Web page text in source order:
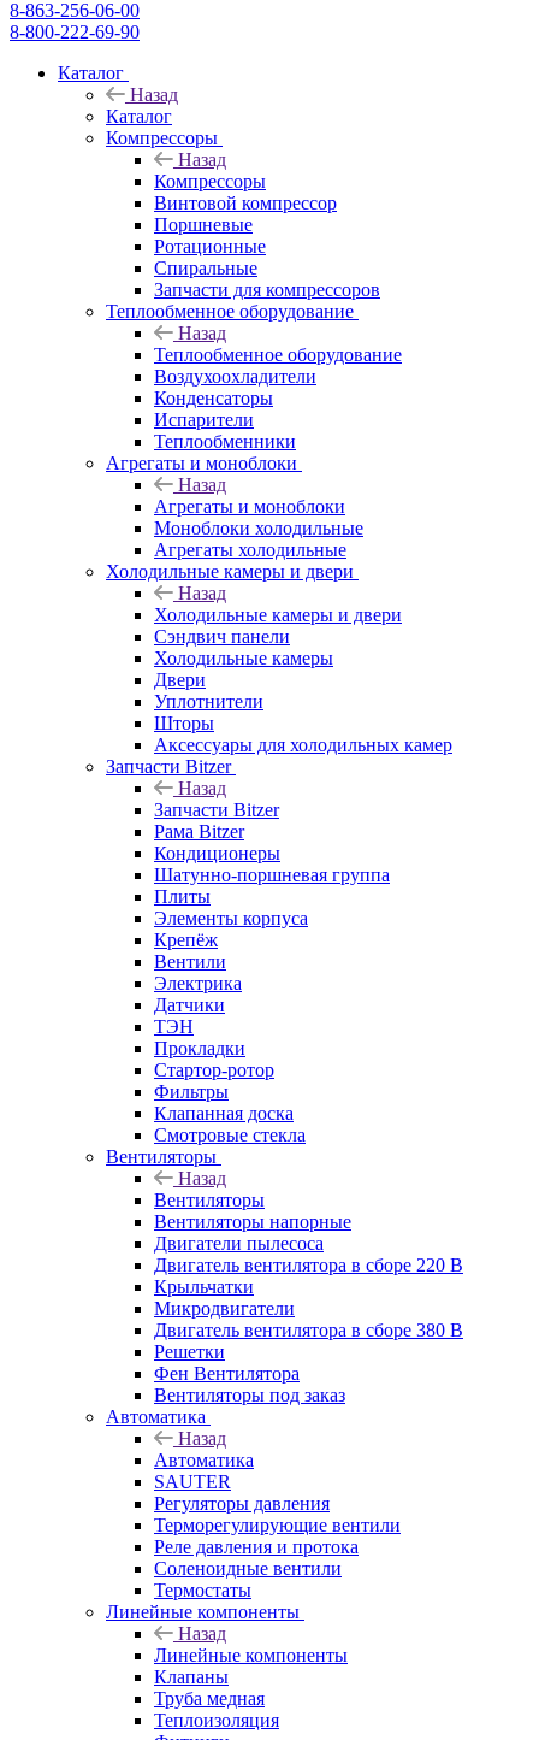
8-863-256-06-00
8-800-222-69-90
Каталог
Назад
Каталог
Компрессоры
Назад
Компрессоры
Винтовой компрессор
Поршневые
Ротационные
Спиральные
Запчасти для компрессоров
Теплообменное оборудование
Назад
Теплообменное оборудование
Воздухоохладители
Конденсаторы
Испарители
Теплообменники
Агрегаты и моноблоки
Назад
Агрегаты и моноблоки
Моноблоки холодильные
Агрегаты холодильные
Холодильные камеры и двери
Назад
Холодильные камеры и двери
Сэндвич панели
Холодильные камеры
Двери
Уплотнители
Шторы
Аксессуары для холодильных камер
Запчасти Bitzer
Назад
Запчасти Bitzer
Рама Bitzer
Кондиционеры
Шатунно-поршневая группа
Плиты
Элементы корпуса
Крепёж
Вентили
Электрика
Датчики
ТЭН
Прокладки
Стартор-ротор
Фильтры
Клапанная доска
Смотровые стекла
Вентиляторы
Назад
Вентиляторы
Вентиляторы напорные
Двигатели пылесоса
Двигатель вентилятора в сборе 220 В
Крыльчатки
Микродвигатели
Двигатель вентилятора в сборе 380 В
Решетки
Фен Вентилятора
Вентиляторы под заказ
Автоматика
Назад
Автоматика
SAUTER
Регуляторы давления
Терморегулирующие вентили
Реле давления и протока
Соленоидные вентили
Термостаты
Линейные компоненты
Назад
Линейные компоненты
Клапаны
Труба медная
Теплоизоляция